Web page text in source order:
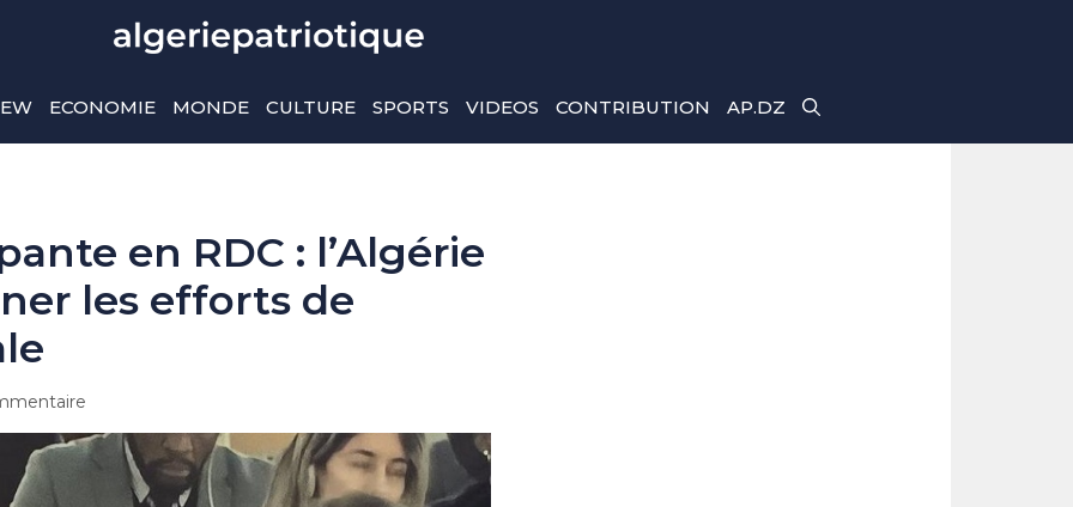
ECONOMIE MONDE CULTURE SPORTS VIDEOS CONTRIBUTION AP.DZ
en RDC : l’Algérie
les efforts de